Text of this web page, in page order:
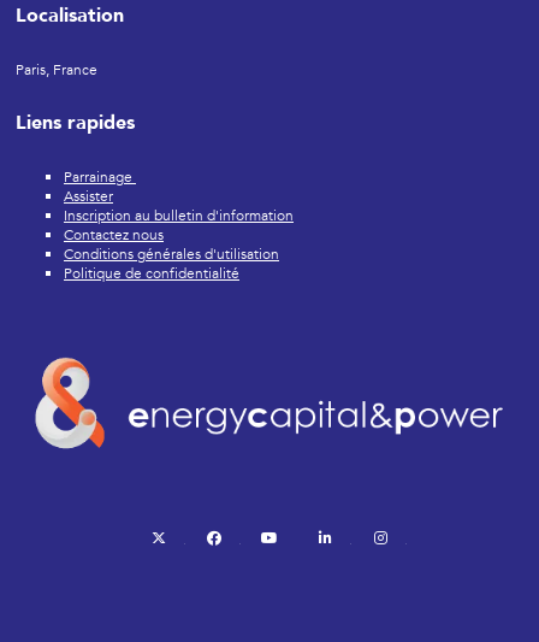
Localisation
Paris, France
Liens rapides
Parrainage
Assister
Inscription au bulletin d'information
Contactez nous
Conditions générales d'utilisation
Politique de confidentialité
twitter facebook youtube linkedin